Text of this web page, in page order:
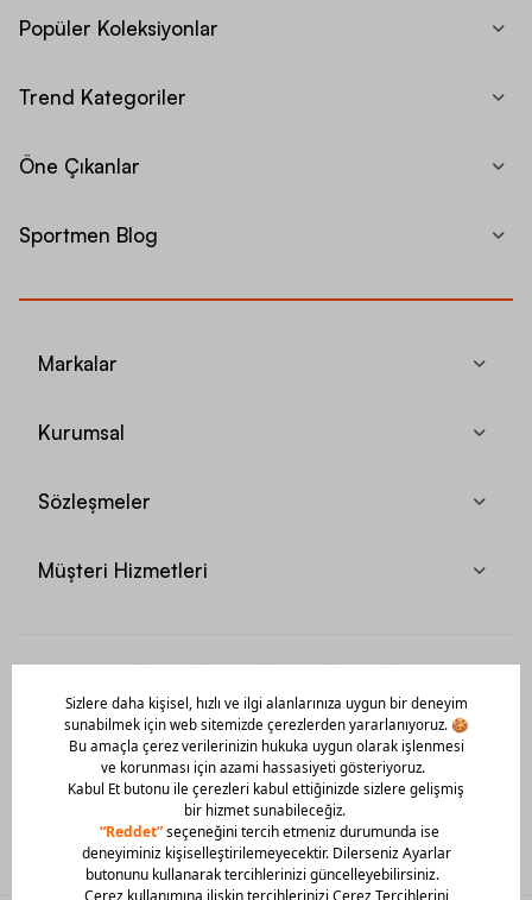
Popüler Koleksiyonlar
Trend Kategoriler
Öne Çıkanlar
Sportmen Blog
Markalar
Kurumsal
Sözleşmeler
Müşteri Hizmetleri
Mobil Uygulamamızı Hemen İndir!